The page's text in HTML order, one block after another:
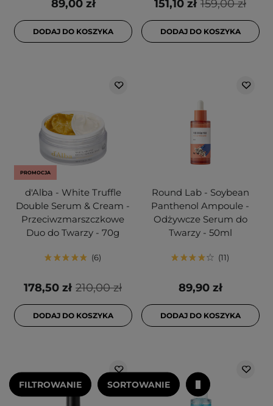
89,00 zł
DODAJ DO KOSZYKA
159,00 zł
151,10 zł
DODAJ DO KOSZYKA
PROMOCJA
d'Alba - White Truffle
Double Serum & Cream -
Przeciwzmarszczkowe
Duo do Twarzy - 70g
6
210,00 zł
178,50 zł
DODAJ DO KOSZYKA
Round Lab - Soybean
Panthenol Ampoule -
Odżywcze Serum do
Twarzy - 50ml
11
89,90 zł
DODAJ DO KOSZYKA
FILTROWANIE SORTOWANIE